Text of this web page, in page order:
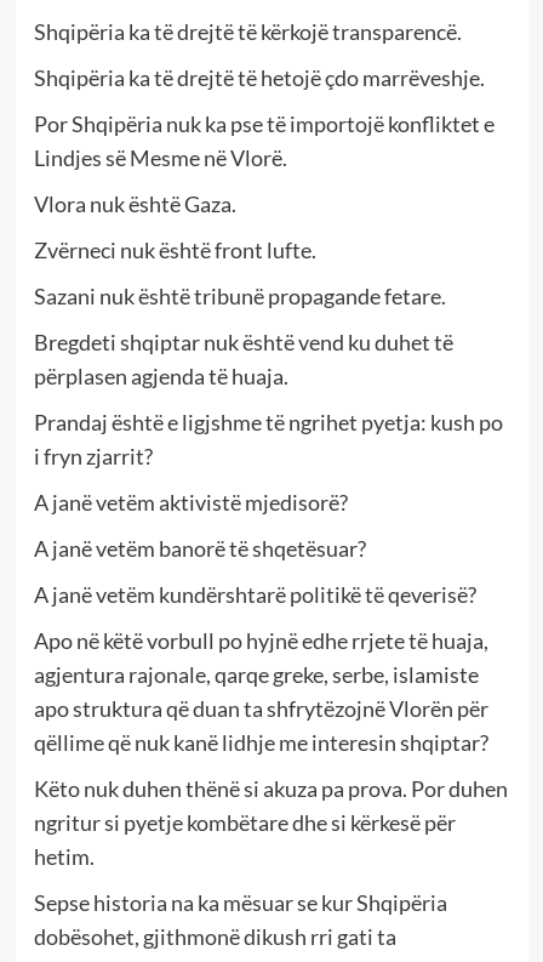
Shqipëria ka të drejtë të kërkojë transparencë.
Shqipëria ka të drejtë të hetojë çdo marrëveshje.
Por Shqipëria nuk ka pse të importojë konfliktet e
Lindjes së Mesme në Vlorë.
Vlora nuk është Gaza.
Zvërneci nuk është front lufte.
Sazani nuk është tribunë propagande fetare.
Bregdeti shqiptar nuk është vend ku duhet të
përplasen agjenda të huaja.
Prandaj është e ligjshme të ngrihet pyetja: kush po
i fryn zjarrit?
A janë vetëm aktivistë mjedisorë?
A janë vetëm banorë të shqetësuar?
A janë vetëm kundërshtarë politikë të qeverisë?
Apo në këtë vorbull po hyjnë edhe rrjete të huaja,
agjentura rajonale, qarqe greke, serbe, islamiste
apo struktura që duan ta shfrytëzojnë Vlorën për
qëllime që nuk kanë lidhje me interesin shqiptar?
Këto nuk duhen thënë si akuza pa prova. Por duhen
ngritur si pyetje kombëtare dhe si kërkesë për
hetim.
Sepse historia na ka mësuar se kur Shqipëria
dobësohet, gjithmonë dikush rri gati ta